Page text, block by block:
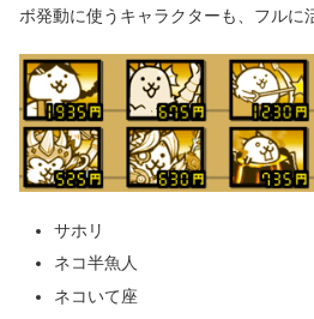
ボ発動に使うキャラクターも、フルに
サホリ
ネコ半魚人
ネコいて座